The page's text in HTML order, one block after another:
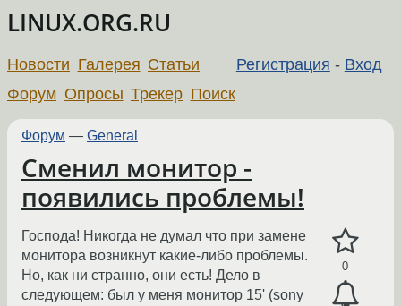
LINUX.ORG.RU
Регистрация - Вход
Новости Галерея Статьи
Форум Опросы Трекер Поиск
Форум — General
Сменил монитор -
появились проблемы!
0
Господа! Никогда не думал что при замене
монитора возникнут какие-либо проблемы.
Но, как ни странно, они есть! Дело в
следующем: был у меня монитор 15' (sony